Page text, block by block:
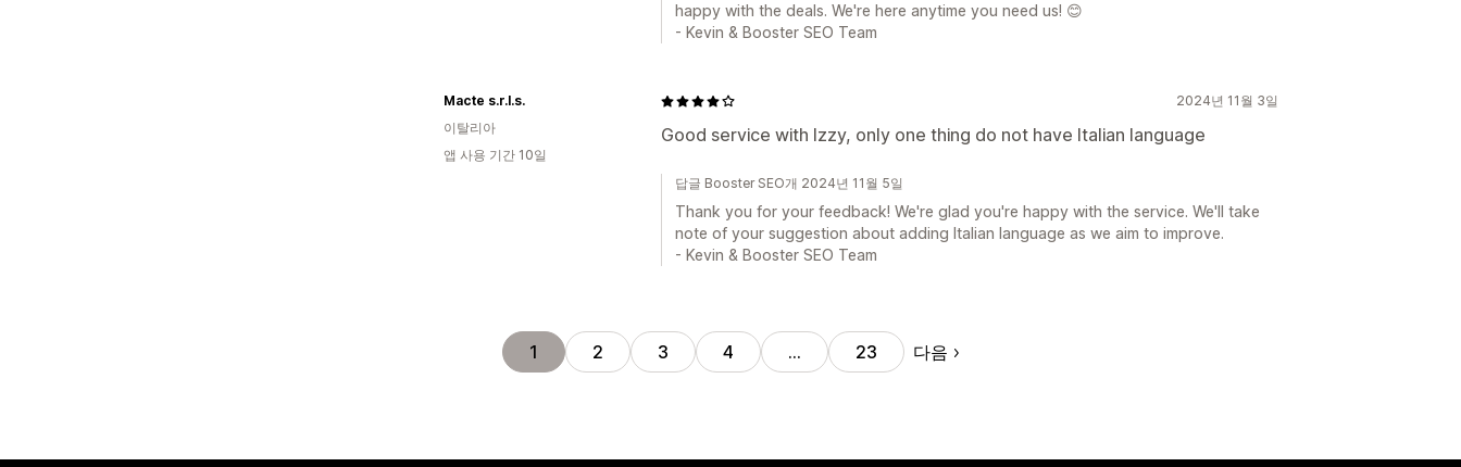
happy with the deals. We're here anytime you need us! 😊
- Kevin & Booster SEO Team
2024년 11월 3일
Good service with Izzy, only one thing do not have Italian language
Macte s.r.l.s.
이탈리아
앱 사용 기간 10일
답글 Booster SEO개 2024년 11월 5일
Thank you for your feedback! We're glad you're happy with the service. We'll take
note of your suggestion about adding Italian language as we aim to improve.
- Kevin & Booster SEO Team
1 2 3 4 … 23 다음